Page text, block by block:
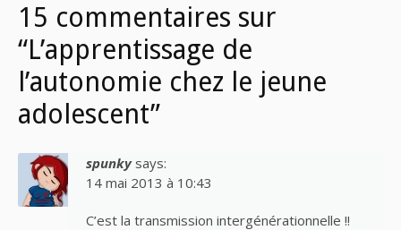
15 commentaires sur
“L’apprentissage de
l’autonomie chez le jeune
adolescent”
spunky says:
14 mai 2013 à 10:43
C’est la transmission intergénérationnelle !!